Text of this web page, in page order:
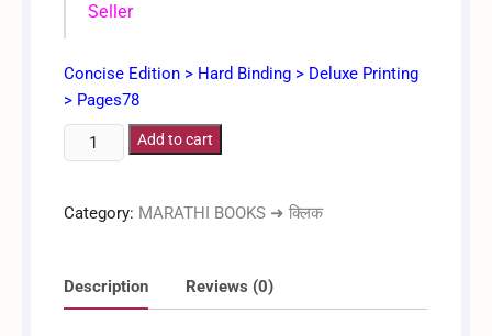
Seller
Concise Edition > Hard Binding > Deluxe Printing
> Pages78
कॉसमॉस
-
सागन
Edition)
Add to cart
Category: MARATHI BOOKS ➜ क्लिक
Description Reviews (0)